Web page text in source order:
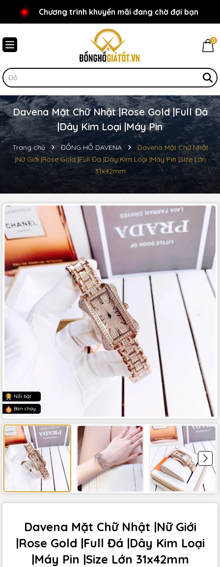
Chào mừng bạn đến với Đồnghồgiátốt.vn!
Chương trình khuyến mãi đang chờ đợi bạn
0
Davena Mặt Chữ Nhật |Rose Gold |Full Đá
|Dây Kim Loại |Máy Pin
Trang chủ ĐỒNG HỒ DAVENA
Davena Mặt Chữ Nhật
|Nữ Giới |Rose Gold |Full Đá |Dây Kim Loại |Máy Pin |Size Lớn
31x42mm
Nổi bật
Bán chạy
Davena Mặt Chữ Nhật |Nữ Giới
|Rose Gold |Full Đá |Dây Kim Loại
|Máy Pin |Size Lớn 31x42mm